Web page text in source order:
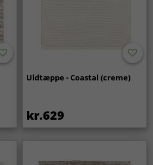
Uldtæppe - Coastal (creme)
kr.629